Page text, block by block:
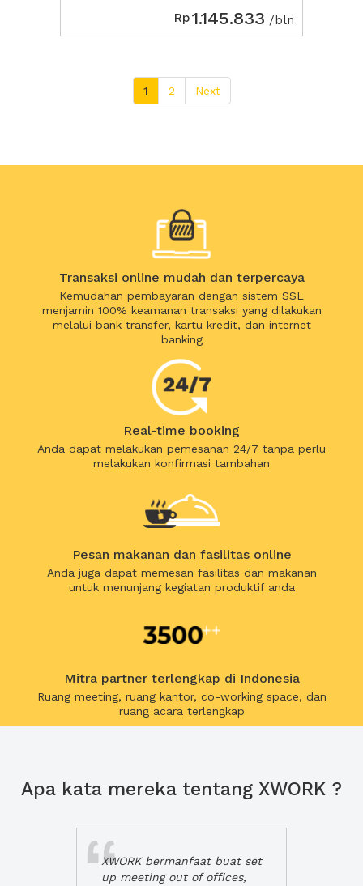
Rp1.145.833 /bln
1 2 Next
Transaksi online mudah dan terpercaya
Kemudahan pembayaran dengan sistem SSL
menjamin 100% keamanan transaksi yang dilakukan
melalui bank transfer, kartu kredit, dan internet
banking
Real-time booking
Anda dapat melakukan pemesanan 24/7 tanpa perlu
melakukan konfirmasi tambahan
Pesan makanan dan fasilitas online
Anda juga dapat memesan fasilitas dan makanan
untuk menunjang kegiatan produktif anda
Mitra partner terlengkap di Indonesia
Ruang meeting, ruang kantor, co-working space, dan
ruang acara terlengkap
Apa kata mereka tentang XWORK ?
XWORK bermanfaat buat set
up meeting out of offices,